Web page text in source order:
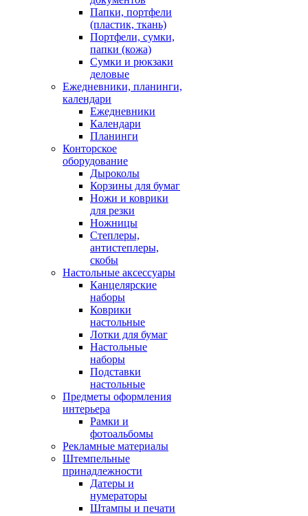
Папки, портфели
(пластик, ткань)
Портфели, сумки,
папки (кожа)
Сумки и рюкзаки
деловые
Ежедневники, планинги,
календари
Ежедневники
Календари
Планинги
Конторское
оборудование
Дыроколы
Корзины для бумаг
Ножи и коврики
для резки
Ножницы
Степлеры,
антистеплеры,
скобы
Настольные аксессуары
Канцелярские
наборы
Коврики
настольные
Лотки для бумаг
Настольные
наборы
Подставки
настольные
Предметы оформления
интерьера
Рамки и
фотоальбомы
Рекламные материалы
Штемпельные
принадлежности
Датеры и
нумераторы
Штампы и печати